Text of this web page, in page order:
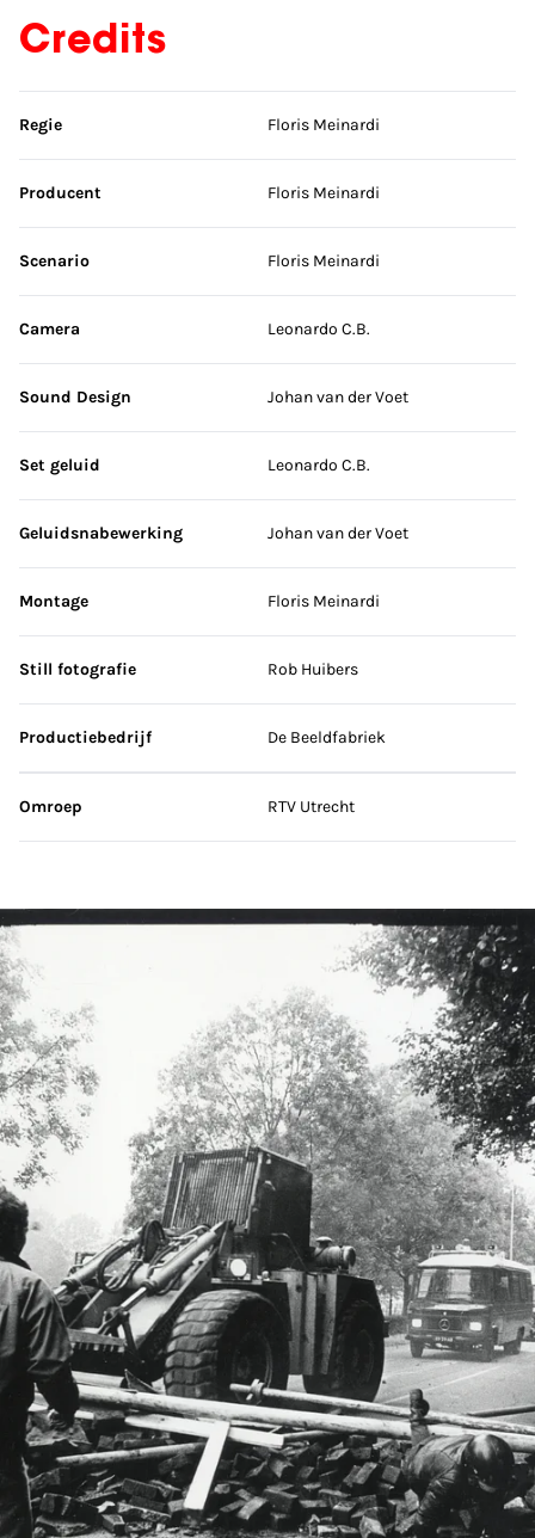
Credits
Sla credits over
Regie Floris Meinardi
Producent Floris Meinardi
Scenario Floris Meinardi
Camera Leonardo C.B.
Sound Design Johan van der Voet
Set geluid Leonardo C.B.
Geluidsnabewerking Johan van der Voet
Montage Floris Meinardi
Still fotografie Rob Huibers
Productiebedrijf De Beeldfabriek
Omroep RTV Utrecht